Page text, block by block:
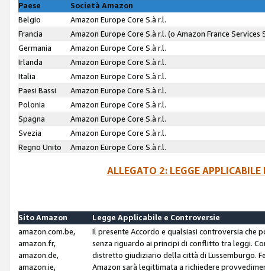
Paese
Società Amazon
Belgio
Amazon Europe Core S.à r.l.
Francia
Amazon Europe Core S.à r.l. (o Amazon France
Germania
Amazon Europe Core S.à r.l.
Irlanda
Amazon Europe Core S.à r.l.
Italia
Amazon Europe Core S.à r.l.
Paesi Bassi
Amazon Europe Core S.à r.l.
Polonia
Amazon Europe Core S.à r.l.
Spagna
Amazon Europe Core S.à r.l.
Svezia
Amazon Europe Core S.à r.l.
Regno Unito
Amazon Europe Core S.à r.l.
ALLEGATO 2: LEGGE
Sito Amazon
Legge Applicabile e Controversie
amazon.com.be,
amazon.fr,
amazon.de,
amazon.ie,
Il presente Accordo e qualsiasi controversia che
senza riguardo ai principi di conflitto tra leggi.
distretto giudiziario della città di Lussemburgo.
Amazon sarà legittimata a richiedere